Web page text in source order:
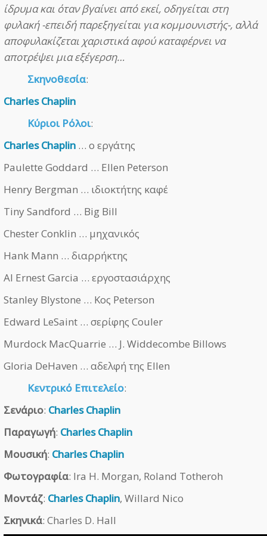
ίδρυμα και όταν βγαίνει από εκεί, οδηγείται στη
φυλακή -επειδή παρεξηγείται για κομμουνιστής-, αλλά
αποφυλακίζεται χαριστικά αφού καταφέρνει να
αποτρέψει μια εξέγερση…
Σκηνοθεσία:
Charles Chaplin
Κύριοι Ρόλοι:
Charles Chaplin … ο εργάτης
Paulette Goddard … Ellen Peterson
Henry Bergman … ιδιοκτήτης καφέ
Tiny Sandford … Big Bill
Chester Conklin … μηχανικός
Hank Mann … διαρρήκτης
Al Ernest Garcia … εργοστασιάρχης
Stanley Blystone … Κος Peterson
Edward LeSaint … σερίφης Couler
Murdock MacQuarrie … J. Widdecombe Billows
Gloria DeHaven … αδελφή της Ellen
Κεντρικό Επιτελείο:
Σενάριο: Charles Chaplin
Παραγωγή: Charles Chaplin
Μουσική: Charles Chaplin
Φωτογραφία: Ira H. Morgan, Roland Totheroh
Μοντάζ: Charles Chaplin, Willard Nico
Σκηνικά: Charles D. Hall